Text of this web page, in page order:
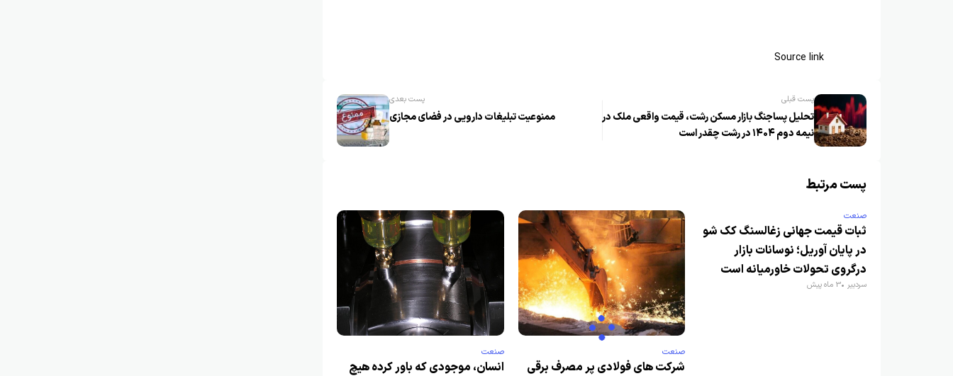
Source link
پست قبلی
تحلیل پساجنگ بازار مسکن رشت، قیمت واقعی ملک در
نیمه دوم ۱۴۰۴ در رشت چقدر است
پست بعدی
ممنوعیت تبلیغات دارویی در فضای مجازی
پست مرتبط
صنعت
ثبات قیمت جهانی زغالسنگ کک شو
در پایان آوریل؛ نوسانات بازار
درگروی تحولات خاورمیانه است
سردبیر 3 ماه پیش
صنعت
شرکت های فولادی پر مصرف برقی
صنعت
انسان، موجودی که باور کرده هیچ